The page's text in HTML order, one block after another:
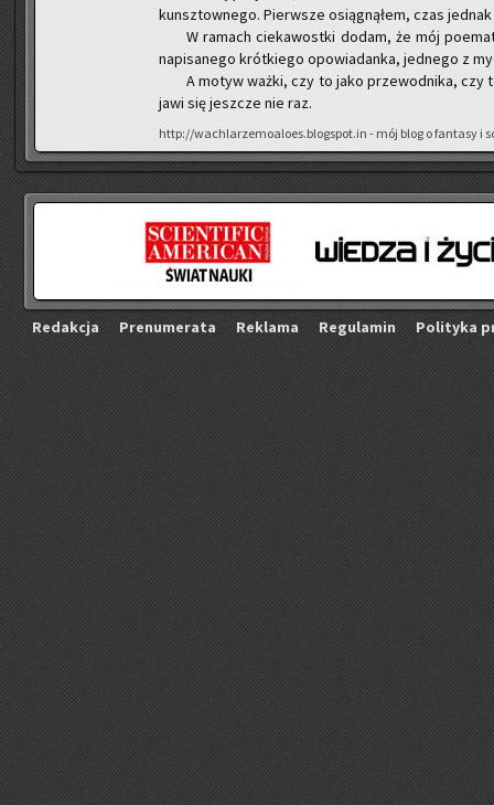
kunsz­tow­ne­go. Pierw­sze osią­gną­łem, czas
W ra­mach cie­ka­wost­ki dodam, że mój
na­pi­sa­ne­go krót­kie­go opo­wia­dan­ka, jed­ne­go z
A motyw ważki, czy to jako prze­wod­ni­ka,
ja­wi się jesz­cze nie raz.
http://wachlarzemoaloes.blogspot.in - mój blog o fan­ta­sy i
Re­dak­cja Pre­nu­me­ra­ta Re­kla­ma Re­gu­la­min Po­li­ty­ka